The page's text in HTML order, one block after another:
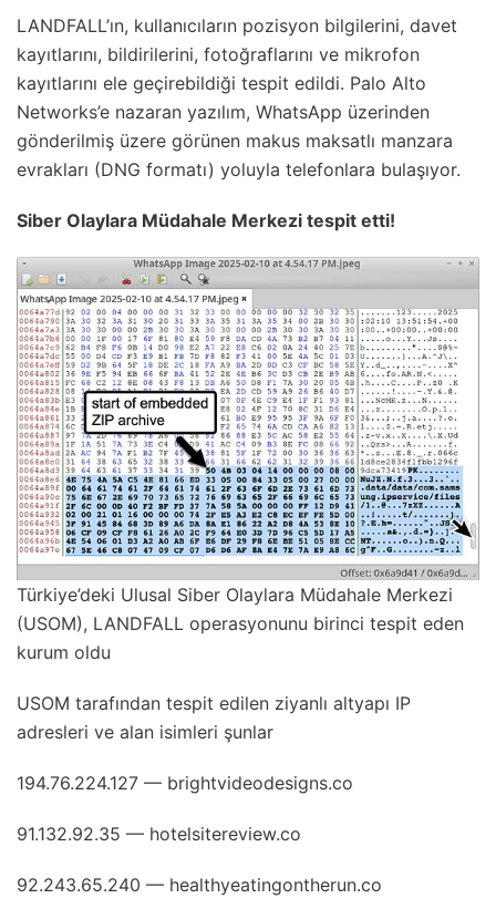
LANDFALL’ın, kullanıcıların pozisyon bilgilerini, davet
kayıtlarını, bildirilerini, fotoğraflarını ve mikrofon
kayıtlarını ele geçirebildiği tespit edildi. Palo Alto
Networks’e nazaran yazılım, WhatsApp üzerinden
gönderilmiş üzere görünen makus maksatlı manzara
evrakları (DNG formatı) yoluyla telefonlara bulaşıyor.
Siber Olaylara Müdahale Merkezi tespit etti!
Türkiye’deki Ulusal Siber Olaylara Müdahale Merkezi
(USOM), LANDFALL operasyonunu birinci tespit eden
kurum oldu
USOM tarafından tespit edilen ziyanlı altyapı IP
adresleri ve alan isimleri şunlar
194.76.224.127 — brightvideodesigns.co
91.132.92.35 — hotelsitereview.co
92.243.65.240 — healthyeatingontherun.co